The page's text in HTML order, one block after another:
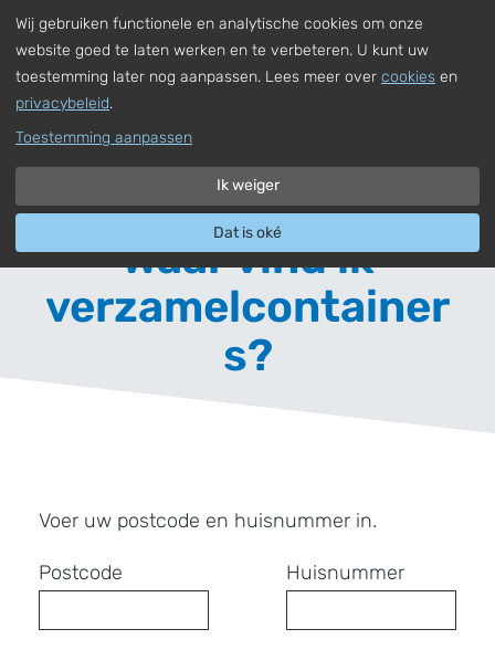
Naar hoofdinhoud
, Uw adres invoeren Nederlands
Waar vind ik
verzamelcontainer
s?
Voer uw postcode en huisnummer in.
Postcode Huisnummer
Wij gebruiken functionele en analytische cookies om onze
website goed te laten werken en te verbeteren. U kunt uw
toestemming later nog aanpassen. Lees meer over cookies en
privacybeleid.
Toestemming aanpassen
Ik weiger
Dat is oké